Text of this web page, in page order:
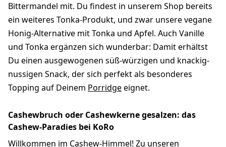
Bittermandel mit. Du findest in unserem Shop bereits
ein weiteres Tonka-Produkt, und zwar unsere vegane
Honig-Alternative mit Tonka und Apfel. Auch Vanille
und Tonka ergänzen sich wunderbar: Damit erhältst
Du einen ausgewogenen süß-würzigen und knackig-
nussigen Snack, der sich perfekt als besonderes
Topping auf Deinem Porridgeeignet.
Cashewbruch oder Cashewkerne gesalzen: das
Cashew-Paradies bei KoRo
Willkommen im Cashew-Himmel! Zu unseren